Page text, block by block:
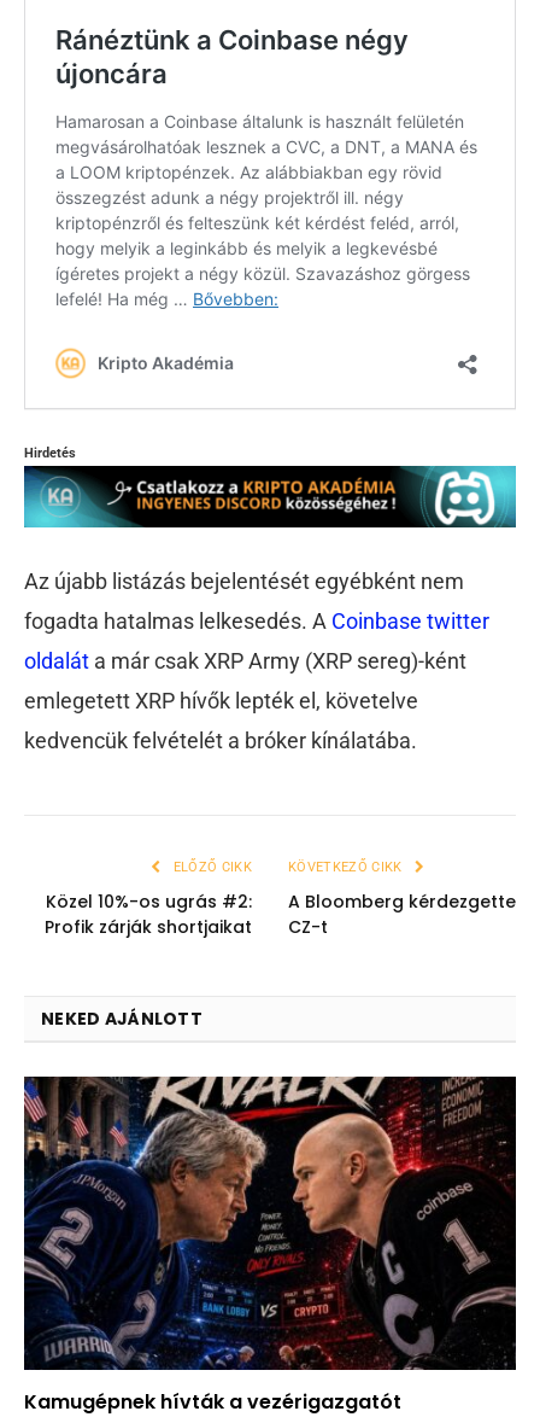
Hirdetés
Az újabb listázás bejelentését egyébként nem
fogadta hatalmas lelkesedés. A Coinbase twitter
oldalát a már csak XRP Army (XRP sereg)-ként
emlegetett XRP hívők lepték el, követelve
kedvencük felvételét a bróker kínálatába.
ELŐZŐ CIKK
Közel 10%-os ugrás #2:
Profik zárják shortjaikat
KÖVETKEZŐ CIKK
A Bloomberg kérdezgette
CZ-t
NEKED AJÁNLOTT
Kamugépnek hívták a vezérigazgatót